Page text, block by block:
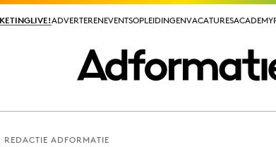
ADVERTERENEVENTSOPLEIDINGENVACATURESACADEMY
ADVERTERENEVENTSOPLEIDINGENVACATURESACADEMY
REDACTIE ADFORMATIE